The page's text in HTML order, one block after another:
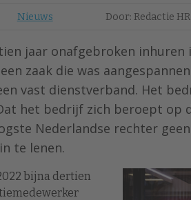
Nieuws Door: Redactie
jaar onafgebroken inhuren
zaak die was
vast dienstverband. Het
het bedrijf zich beroept op
Nederlandse rechter
te lenen.
bijna dertien